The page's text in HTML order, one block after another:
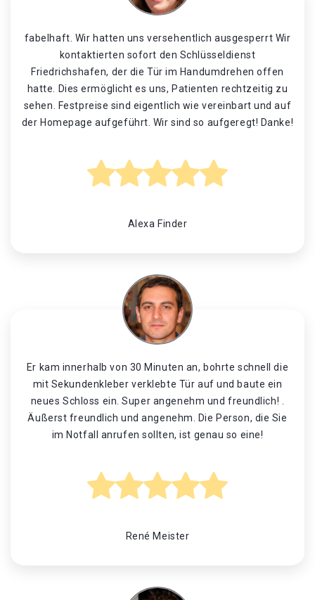
fabelhaft. Wir hatten uns versehentlich ausgesperrt Wir
kontaktierten sofort den Schlüsseldienst
Friedrichshafen, der die Tür im Handumdrehen offen
hatte. Dies ermöglicht es uns, Patienten rechtzeitig zu
sehen. Festpreise sind eigentlich wie vereinbart und auf
der Homepage aufgeführt. Wir sind so aufgeregt! Danke!
Alexa Finder
Er kam innerhalb von 30 Minuten an, bohrte schnell die
mit Sekundenkleber verklebte Tür auf und baute ein
neues Schloss ein. Super angenehm und freundlich! .
Äußerst freundlich und angenehm. Die Person, die Sie
im Notfall anrufen sollten, ist genau so eine!
René Meister